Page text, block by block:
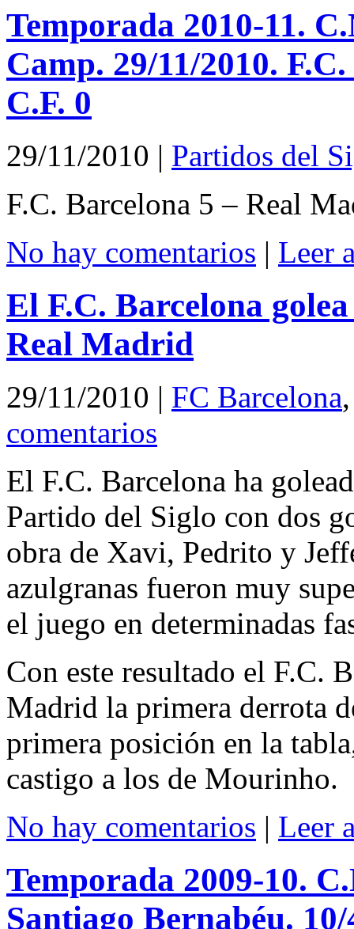
Temporada 2010-11.
Camp. 29/11/2010.
C.F. 0
29/11/2010 | Partidos del
F.C. Barcelona 5 – Real
No hay comentarios | Leer
El F.C. Barcelona
Real Madrid
29/11/2010 | FC Barcelona
comentarios
El F.C. Barcelona ha
Partido del Siglo con dos
obra de Xavi, Pedrito y
azulgranas fueron muy
el juego en determinadas
Con este resultado el F.C.
Madrid la primera derrota
primera posición en la
castigo a los de Mourinho.
No hay comentarios | Leer
Temporada 2009-10.
Santiago Bernabéu.